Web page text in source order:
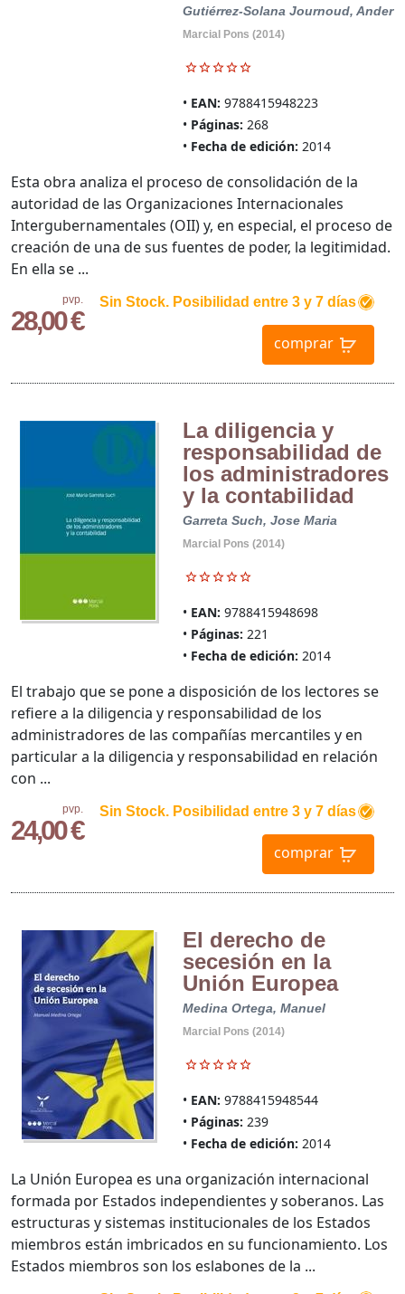
Gutiérrez-Solana Journoud, Ander
Marcial Pons (2014)
EAN: 9788415948223
Páginas: 268
Fecha de edición: 2014
pvp.
28,00 €
Sin Stock. Posibilidad entre 3 y 7 días
comprar
Esta obra analiza el proceso de consolidación de la
autoridad de las Organizaciones Internacionales
Intergubernamentales (OII) y, en especial, el proceso de
creación de una de sus fuentes de poder, la legitimidad.
En ella se ...
La diligencia y
responsabilidad de
los administradores
y la contabilidad
Garreta Such, Jose Maria
Marcial Pons (2014)
EAN: 9788415948698
Páginas: 221
Fecha de edición: 2014
pvp.
24,00 €
Sin Stock. Posibilidad entre 3 y 7 días
comprar
El trabajo que se pone a disposición de los lectores se
refiere a la diligencia y responsabilidad de los
administradores de las compañías mercantiles y en
particular a la diligencia y responsabilidad en relación
con ...
El derecho de
secesión en la
Unión Europea
Medina Ortega, Manuel
Marcial Pons (2014)
EAN: 9788415948544
Páginas: 239
Fecha de edición: 2014
La Unión Europea es una organización internacional
formada por Estados independientes y soberanos. Las
estructuras y sistemas institucionales de los Estados
miembros están imbricados en su funcionamiento. Los
Estados miembros son los eslabones de la ...